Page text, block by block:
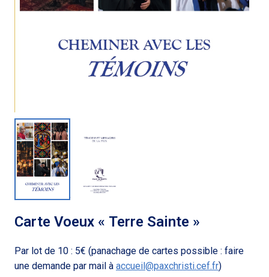
Carte Voeux « Terre Sainte »
Par lot de 10 : 5€ (panachage de cartes possible : faire
une demande par mail à accueil@paxchristi.cef.fr)